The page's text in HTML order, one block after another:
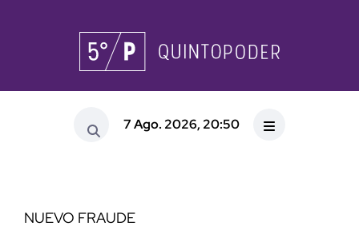
7 Ago. 2026, 20:50
NUEVO FRAUDE